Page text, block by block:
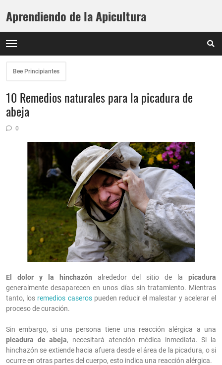
Aprendiendo de la Apicultura
Bee Principiantes
10 Remedios naturales para la picadura de
abeja
0
El dolor y la hinchazón alrededor del sitio de lapicadura
generalmente desaparecen en unos días sin tratamiento. Mientras
tanto, los remedios caserospueden reducir el malestar y acelerar el
proceso de curación.
Sin embargo, si una persona tiene una reacción alérgica a una
picadura de abeja, necesitará atención médica inmediata. Si la
hinchazón se extiende hacia afuera desde el área de la picadura, o si
ocurre en otras partes del cuerpo, esto indica una reacción alérgica.